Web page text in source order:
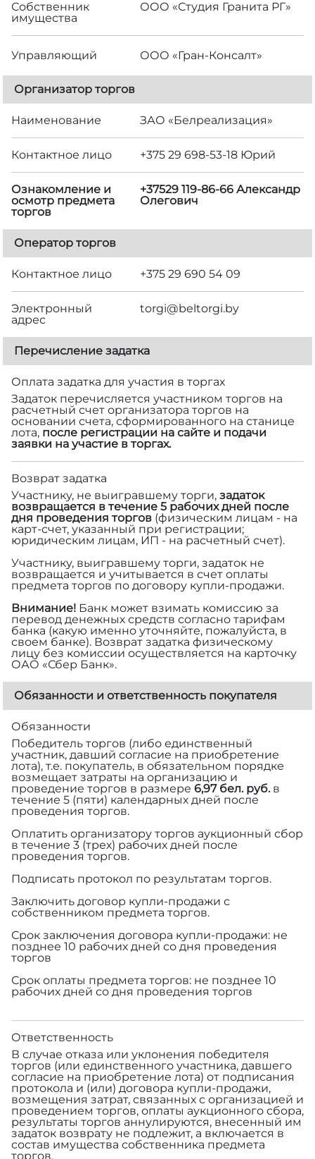
Собственник
имущества
ООО «Студия Гранита РГ»
Управляющий ООО «Гран-Консалт»
Организатор торгов
Наименование ЗАО «Белреализация»
Контактное лицо +375 29 698-53-18 Юрий
Ознакомление и
осмотр предмета
торгов
+37529 119-86-66 Александр
Олегович
Оператор торгов
Контактное лицо +375 29 690 54 09
Электронный
адрес
torgi@beltorgi.by
Перечисление задатка
Оплата задатка для участия в торгах
Задаток перечисляется участником торгов на
расчетный счет организатора торгов на
основании счета, сформированного на станице
лота, после регистрации на сайте и подачи
заявки на участие в торгах.
Возврат задатка
Участнику, не выигравшему торги, задаток
возвращается в течение 5 рабочих дней после
дня проведения торгов (физическим лицам - на
карт-счет, указанный при регистрации;
юридическим лицам, ИП - на расчетный счет).
Участнику, выигравшему торги, задаток не
возвращается и учитывается в счет оплаты
предмета торгов по договору купли-продажи.
Внимание! Банк может взимать комиссию за
перевод денежных средств согласно тарифам
банка (какую именно уточняйте, пожалуйста, в
своем банке). Возврат задатка физическому
лицу без комиссии осуществляется на карточку
ОАО «Сбер Банк».
Обязанности и ответственность покупателя
Обязанности
Победитель торгов (либо единственный
участник, давший согласие на приобретение
лота), т.е. покупатель, в обязательном порядке
возмещает затраты на организацию и
проведение торгов в размере 6,97 бел. руб.в
течение 5 (пяти) календарных дней после
проведения торгов.
Оплатить организатору торгов аукционный сбор
в течение 3 (трех) рабочих дней после
проведения торгов.
Подписать протокол по результатам торгов.
Заключить договор купли-продажи с
собственником предмета торгов.
Срок заключения договора купли-продажи: не
позднее 10 рабочих дней со дня проведения
торгов
Срок оплаты предмета торгов: не позднее 10
рабочих дней со дня проведения торгов
Ответственность
В случае отказа или уклонения победителя
торгов (или единственного участника, давшего
согласие на приобретение лота) от подписания
протокола и (или) договора купли-продажи,
возмещения затрат, связанных с организацией и
проведением торгов, оплаты аукционного сбора,
результаты торгов аннулируются, внесенный им
задаток возврату не подлежит, а включается в
состав имущества собственника предмета
торгов.